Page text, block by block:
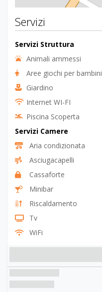
Servizi
Servizi Struttura
Animali ammessi
Aree giochi per bambini
Giardino
Internet WI-FI
Piscina Scoperta
Servizi Camere
Aria condizionata
Asciugacapelli
Cassaforte
Minibar
Riscaldamento
Tv
WiFi